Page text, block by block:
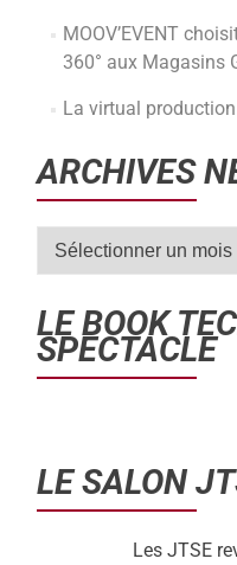
MOOV’EVENT
360° aux Magasins
La virtual production
ARCHIVES
LE BOOK
SPECTACLE
LE SALON
Les JTSE